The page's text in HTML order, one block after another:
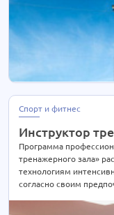
уточняйте по
консультации.
Спорт и фитнес
Инструктор
Программа
тренажерного зала»
технологиям
согласно своим
уточняйте по